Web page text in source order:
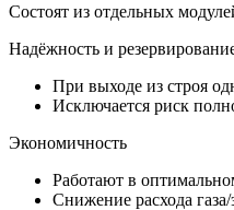
Состоят из отдельных
Надёжность и
При выходе из строя
Исключается риск
Экономичность
Работают в
Снижение расхода